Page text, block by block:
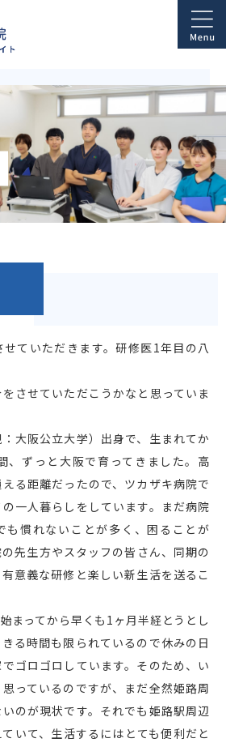
ていただきます。研修医1年目の八
させていただこうかなと思っていま
大阪公立大学）出身で、生まれてか
、ずっと大阪で育ってきました。高
る距離だったので、ツカザキ病院で
一人暮らしをしています。まだ病院
も慣れないことが多く、困ることが
先生方やスタッフの皆さん、同期の
意義な研修と楽しい新生活を送るこ
まってから早くも1ヶ月半経とうとし
る時間も限られているので休みの日
ゴロゴロしています。そのため、い
っているのですが、まだ全然姫路周
のが現状です。それでも姫路駅周辺
いて、生活するにはとても便利だと